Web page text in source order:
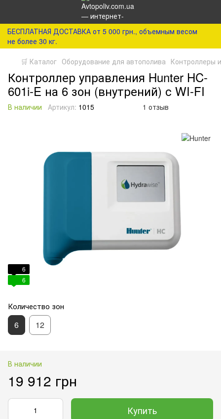
БЕСПЛАТНАЯ ДОСТАВКА от 5 000 грн., объемным весом
не более 30 кг.
🛒 Каталог Оборудование для автополива Контроллеры
Контроллер управления Hunter HC-
601i-E на 6 зон (внутрений) с WI-FI
В наличии Артикул: 1015 1 отзыв
6
6
Количество зон
6 12
В наличии
19 912 грн
Купить